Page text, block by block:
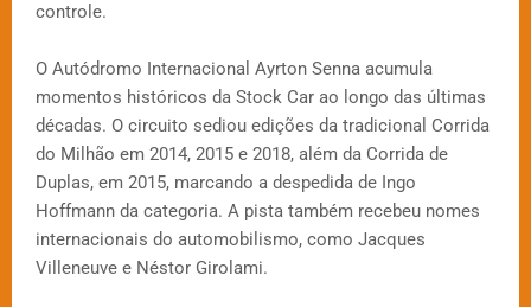
controle.
O Autódromo Internacional Ayrton Senna acumula
momentos históricos da Stock Car ao longo das últimas
décadas. O circuito sediou edições da tradicional Corrida
do Milhão em 2014, 2015 e 2018, além da Corrida de
Duplas, em 2015, marcando a despedida de Ingo
Hoffmann da categoria. A pista também recebeu nomes
internacionais do automobilismo, como Jacques
Villeneuve e Néstor Girolami.